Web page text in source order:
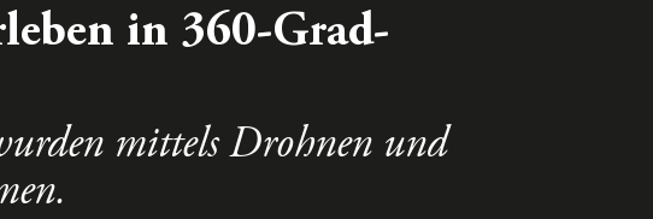
in 360-Grad-
mittels Drohnen und